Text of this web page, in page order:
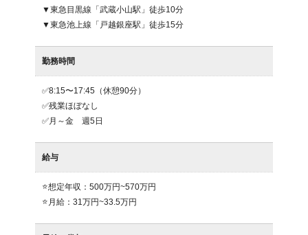
▼東急目黒線「武蔵小山駅」徒歩10分
▼東急池上線「戸越銀座駅」徒歩15分
勤務時間
✅8:15〜17:45（休憩90分）
✅残業ほぼなし
✅月～金　週5日
給与
⭐想定年収：500万円~570万円
⭐月給：31万円~33.5万円